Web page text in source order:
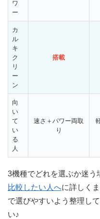
ワ
ー
カ
ル
キ
ク
リ
ー
ン
搭載
向
い
て
い
る
人
速さ＋パワー両取
り
3機種でどれを選ぶか迷う
比較したい人へに詳しく
で選びやすいよう整理し
い♪